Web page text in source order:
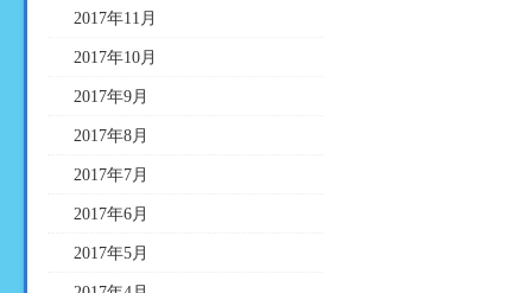
2017年11月
2017年10月
2017年9月
2017年8月
2017年7月
2017年6月
2017年5月